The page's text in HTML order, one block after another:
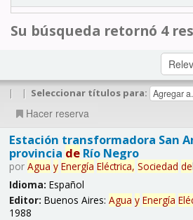
Su búsqueda retornó 4
| | Seleccionar títulos para:
Hacer reserva
Estación transformadora San
provincia deRío Negro
por Agua y Energía Eléctrica, Sociedad de
Idioma: Español
Editor: Buenos Aires: Agua y Energía
1988